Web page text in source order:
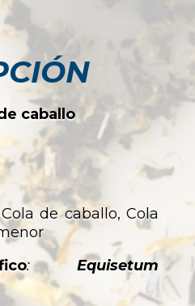
caballo
de caballo, Cola
:Equisetum